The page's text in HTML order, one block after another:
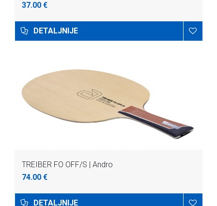
37.00 €
DETALJNIJE
TREIBER FO OFF/S | Andro
74.00 €
DETALJNIJE